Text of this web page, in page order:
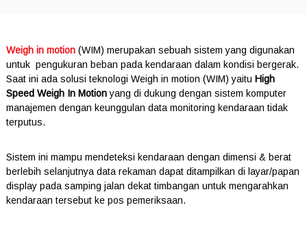
Weigh in motion(WIM) merupakan sebuah sistem yang digunakan
untuk pengukuran beban pada kendaraan dalam kondisi bergerak.
Saat ini ada solusi teknologi Weigh in motion (WIM) yaitu High
Speed Weigh In Motionyang di dukung dengan sistem komputer
manajemen dengan keunggulan data monitoring kendaraan tidak
terputus.
Sistem ini mampu mendeteksi kendaraan dengan dimensi & berat
berlebih selanjutnya data rekaman dapat ditampilkan di layar/papan
display pada samping jalan dekat timbangan untuk mengarahkan
kendaraan tersebut ke pos pemeriksaan.